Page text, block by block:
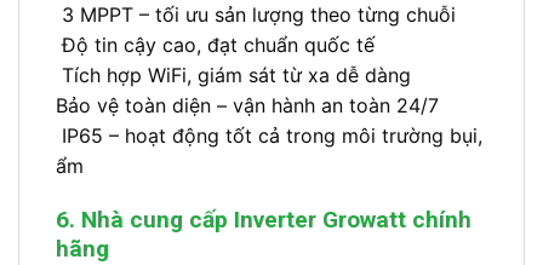
3 MPPT – tối ưu sản lượng theo từng chuỗi
Độ tin cậy cao, đạt chuẩn quốc tế
Tích hợp WiFi, giám sát từ xa dễ dàng
Bảo vệ toàn diện – vận hành an toàn 24/7
IP65 – hoạt động tốt cả trong môi trường bụi,
ẩm
6. Nhà cung cấp Inverter Growatt chính
hãng